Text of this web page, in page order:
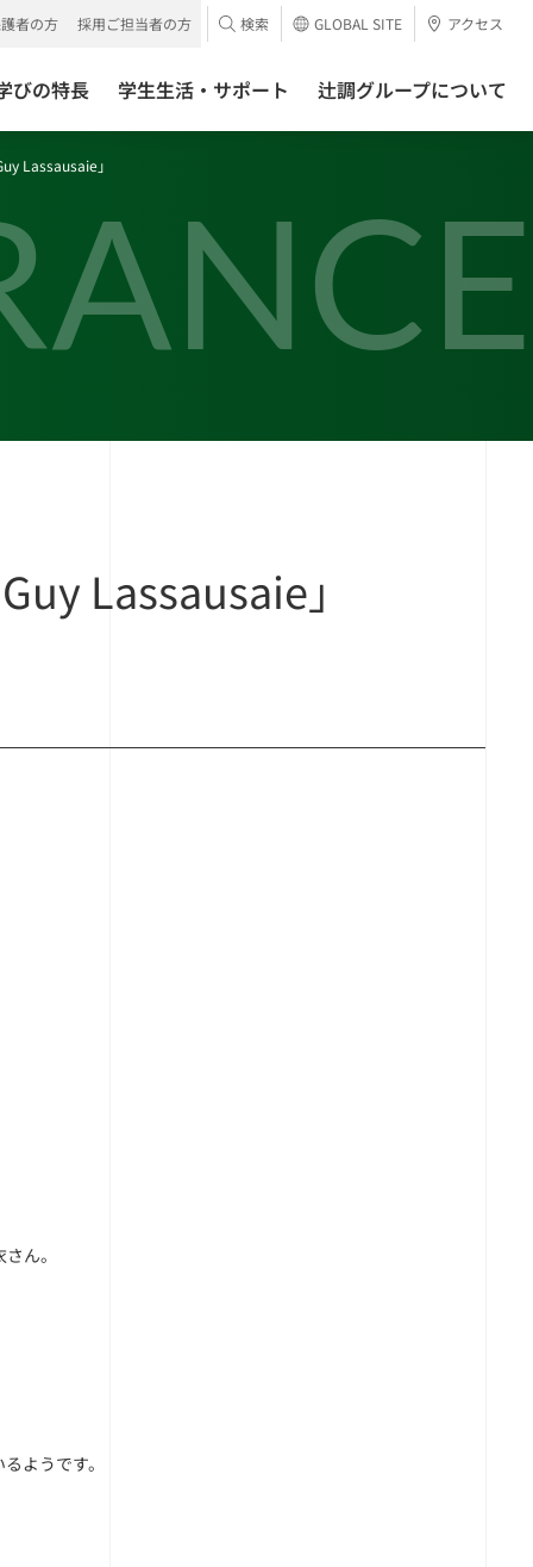
びの特長 学生生活・サポート 辻調グループについて
者の方 採用ご担当者の方 検索 GLOBAL SITE アクセス
Lassausaie」
Lassausaie」
ん。
ようです。